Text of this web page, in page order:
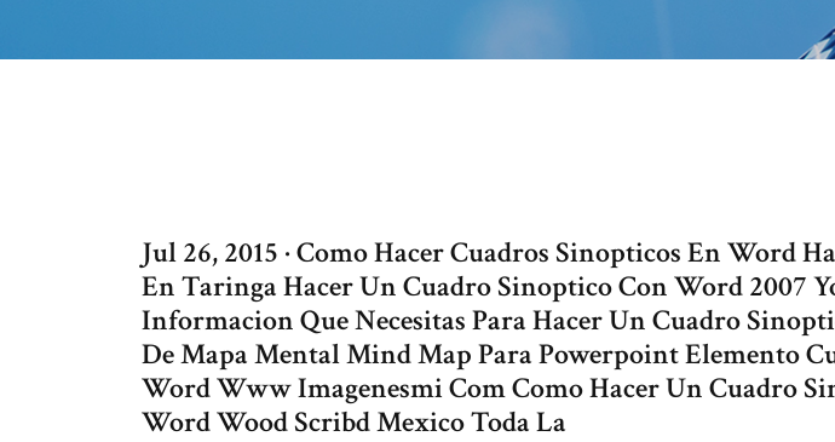
Jul 26, 2015 · Como Hacer Cuadros Sinopticos En Word
En Taringa Hacer Un Cuadro Sinoptico Con Word 2007
Informacion Que Necesitas Para Hacer Un Cuadro
De Mapa Mental Mind Map Para Powerpoint Elemento
Word Www Imagenesmi Com Como Hacer Un Cuadro
Word Wood Scribd Mexico Toda La